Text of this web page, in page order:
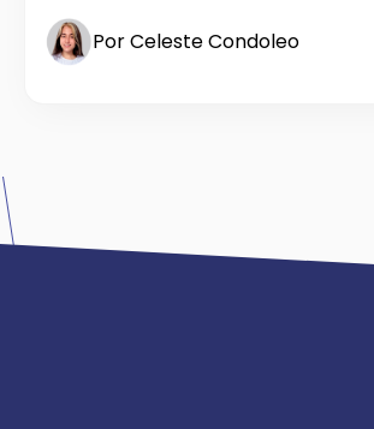
Por Celeste Condoleo